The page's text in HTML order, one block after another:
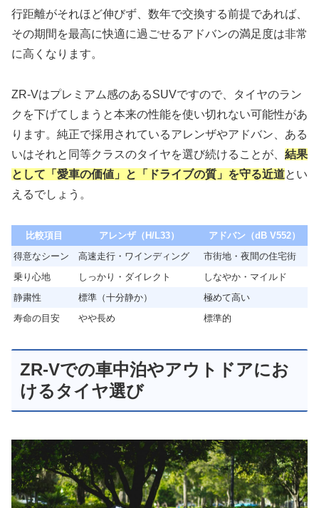
行距離がそれほど伸びず、数年で交換する前提であれば、
その期間を最高に快適に過ごせるアドバンの満足度は非常
に高くなります。
ZR-Vはプレミアム感のあるSUVですので、タイヤのラン
クを下げてしまうと本来の性能を使い切れない可能性があ
ります。純正で採用されているアレンザやアドバン、ある
いはそれと同等クラスのタイヤを選び続けることが、 結果
として「愛車の価値」と「ドライブの質」を守る近道とい
えるでしょう。
比較項目 アレンザ（H/L33）
アドバン（dB V552）
得意なシーン
高速走行・ワインディング
市街地・夜間の住宅街
乗り心地
しっかり・ダイレクト
しなやか・マイルド
静粛性
標準（十分静か）
極めて高い
寿命の目安
やや長め 標準的
ZR-Vでの車中泊やアウトドアにお
けるタイヤ選び